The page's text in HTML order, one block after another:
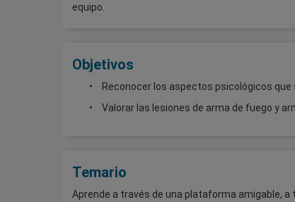
equipo.
Objetivos
Reconocer los aspectos psicológicos
Valorar las lesiones de arma de fuego y
Temario
Aprende a través de una plataforma amigable, a